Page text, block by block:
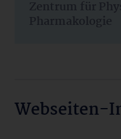
Zentrum für
Pharmakologie
Webseiten-